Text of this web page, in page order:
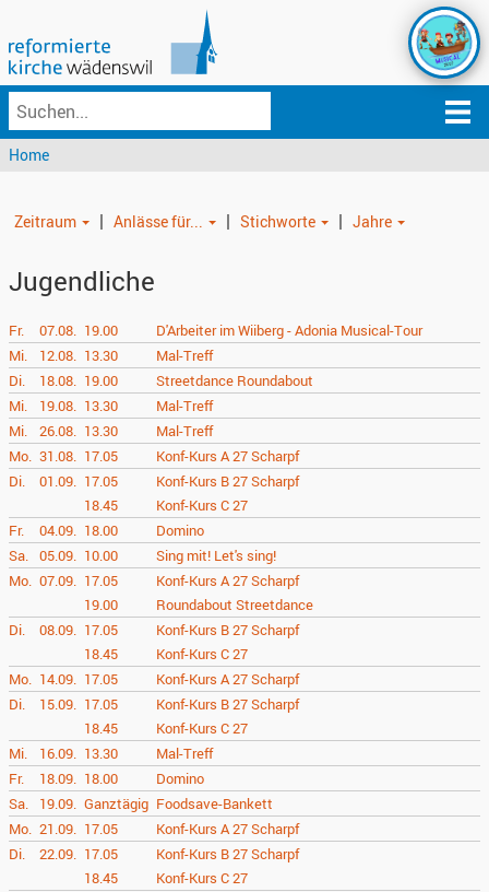
Home
Zeitraum | Anlässe für... | Stichworte | Jahre
Jugendliche
Fr. 07.08. 19.00
D'Arbeiter im Wiiberg - Adonia Musical-Tour
Mi.
12.08. 13.30
Mal-Treff
Di.
18.08. 19.00
Streetdance Roundabout
Mi.
19.08. 13.30
Mal-Treff
Mi.
26.08. 13.30
Mal-Treff
Mo. 31.08. 17.05
Konf-Kurs A 27 Scharpf
Di.
01.09. 17.05
Konf-Kurs B 27 Scharpf
18.45
Konf-Kurs C 27
Fr.
04.09. 18.00
Domino
Sa. 05.09. 10.00
Sing mit! Let's sing!
Mo. 07.09. 17.05
Konf-Kurs A 27 Scharpf
19.00
Roundabout Streetdance
Di.
08.09. 17.05
Konf-Kurs B 27 Scharpf
18.45
Konf-Kurs C 27
Mo. 14.09. 17.05
Konf-Kurs A 27 Scharpf
Di.
15.09. 17.05
Konf-Kurs B 27 Scharpf
18.45
Konf-Kurs C 27
Mi.
16.09. 13.30
Mal-Treff
Fr.
18.09. 18.00
Domino
Sa.
19.09. Ganztägig Foodsave-Bankett
Mo. 21.09. 17.05
Konf-Kurs A 27 Scharpf
Di.
22.09. 17.05
Konf-Kurs B 27 Scharpf
18.45
Konf-Kurs C 27